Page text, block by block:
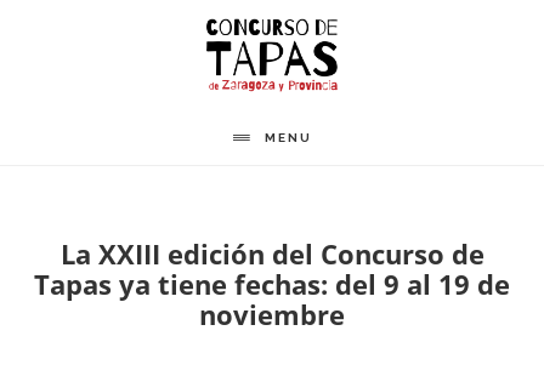
MENU
La XXIII edición del Concurso de
Tapas ya tiene fechas: del 9 al 19 de
noviembre